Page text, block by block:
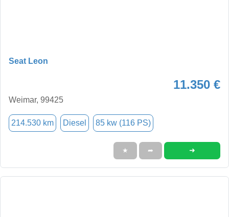
Seat Leon
11.350 €
Weimar, 99425
214.530 km Diesel 85 kw (116 PS)
★ ➦ ➜